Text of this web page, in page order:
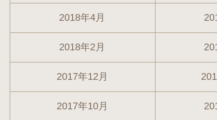
2018年4月
2018年2月
2017年12月
2017年10月